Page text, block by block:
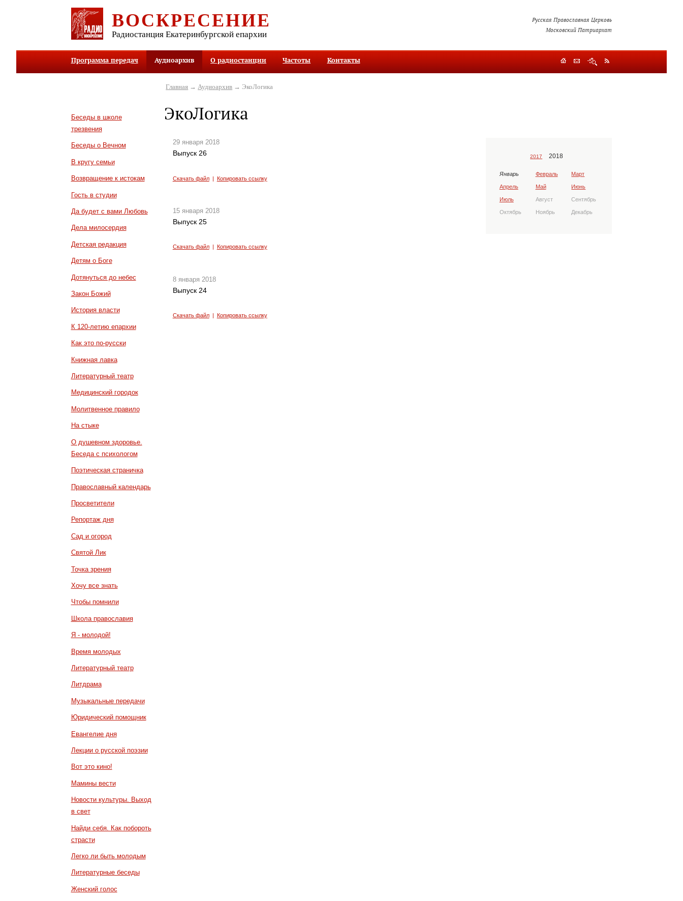
ВОСКРЕСЕНИЕ
Радиостанция Екатеринбургской епархии
Русская Православная Церковь
Московский Патриархат
Программа передач Аудиоархив О радиостанции Частоты Контакты
Беседы в школе
трезвения
Беседы о Вечном
В кругу семьи
Возвращение к истокам
Гость в студии
Да будет с вами Любовь
Дела милосердия
Детская редакция
Детям о Боге
Дотянуться до небес
Закон Божий
История власти
К 120-летию епархии
Как это по-русски
Книжная лавка
Литературный театр
Медицинский городок
Молитвенное правило
На стыке
О душевном здоровье.
Беседа с психологом
Поэтическая страничка
Православный календарь
Просветители
Репортаж дня
Сад и огород
Святой Лик
Точка зрения
Хочу все знать
Чтобы помнили
Школа православия
Я - молодой!
Время молодых
Литературный театр
Литдрама
Музыкальные передачи
Юридический помощник
Евангелие дня
Лекции о русской поэзии
Вот это кино!
Мамины вести
Новости культуры. Выход
в свет
Найди себя. Как побороть
страсти
Легко ли быть молодым
Литературные беседы
Женский голос
Главная → Аудиоархив → ЭкоЛогика
ЭкоЛогика
29 января 2018
Выпуск 26
Скачать файл| Копировать ссылку
15 января 2018
Выпуск 25
Скачать файл| Копировать ссылку
8 января 2018
Выпуск 24
Скачать файл| Копировать ссылку
2017 2018
Январь Февраль Март
Апрель Май Июнь
Июль Август Сентябрь
Октябрь Ноябрь Декабрь